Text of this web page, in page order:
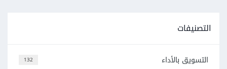
التصنيفات
132 التسويق بالأداء